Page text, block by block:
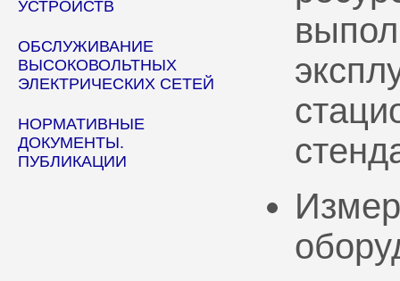
УСТРОЙСТВ
ОБСЛУЖИВАНИЕ
ВЫСОКОВОЛЬТНЫХ
ЭЛЕКТРИЧЕСКИХ СЕТЕЙ
НОРМАТИВНЫЕ
ДОКУМЕНТЫ.
ПУБЛИКАЦИИ